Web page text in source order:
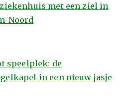
met een ziel in
Noord
speelplek: de
in een nieuw jasje